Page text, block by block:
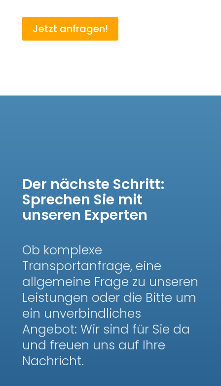
Jetzt anfragen!
Der nächste Schritt:
Sprechen Sie mit
unseren Experten
Ob komplexe
Transportanfrage, eine
allgemeine Frage zu unseren
Leistungen oder die Bitte um
ein unverbindliches
Angebot: Wir sind für Sie da
und freuen uns auf Ihre
Nachricht.